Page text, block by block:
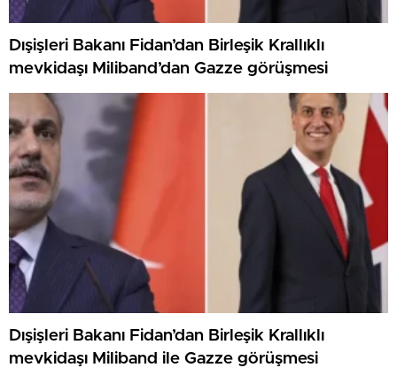
Dışişleri Bakanı Fidan’dan Birleşik Krallıklı
mevkidaşı Miliband’dan Gazze görüşmesi
Dışişleri Bakanı Fidan’dan Birleşik Krallıklı
mevkidaşı Miliband ile Gazze görüşmesi